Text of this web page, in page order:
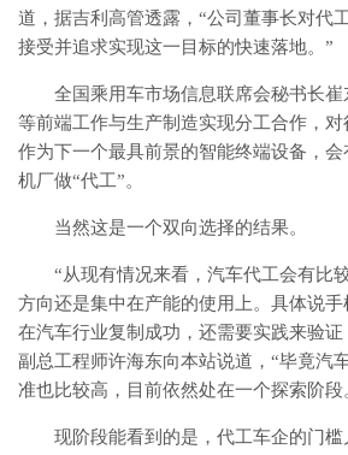
道，据吉利高管透露，“公司董事长对代
接受并追求实现这一目标的快速落地。”
全国乘用车市场信息联席会秘书长
等前端工作与生产制造实现分工合作，
作为下一个最具前景的智能终端设备，
机厂做“代工”。
当然这是一个双向选择的结果。
“从现有情况来看，汽车代工会有比
方向还是集中在产能的使用上。具体说
在汽车行业复制成功，还需要实践来验
副总工程师许海东向本站说道，“毕竟汽
准也比较高，目前依然处在一个探索阶段
现阶段能看到的是，代工车企的门槛